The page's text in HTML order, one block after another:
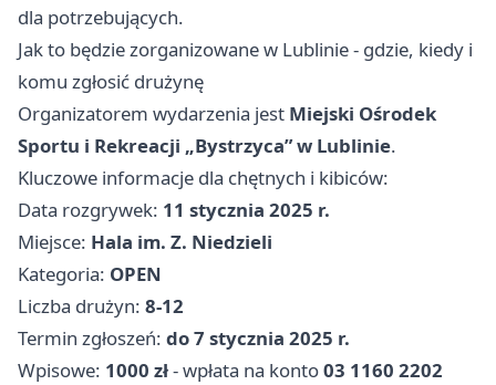
dla potrzebujących.
Jak to będzie zorganizowane w Lublinie - gdzie, kiedy i
komu zgłosić drużynę
Organizatorem wydarzenia jest Miejski Ośrodek
Sportu i Rekreacji „Bystrzyca” w Lublinie.
Kluczowe informacje dla chętnych i kibiców:
Data rozgrywek: 11 stycznia 2025 r.
Miejsce: Hala im. Z. Niedzieli
Kategoria: OPEN
Liczba drużyn: 8-12
Termin zgłoszeń: do 7 stycznia 2025 r.
Wpisowe: 1000 zł- wpłata na konto03 1160 2202